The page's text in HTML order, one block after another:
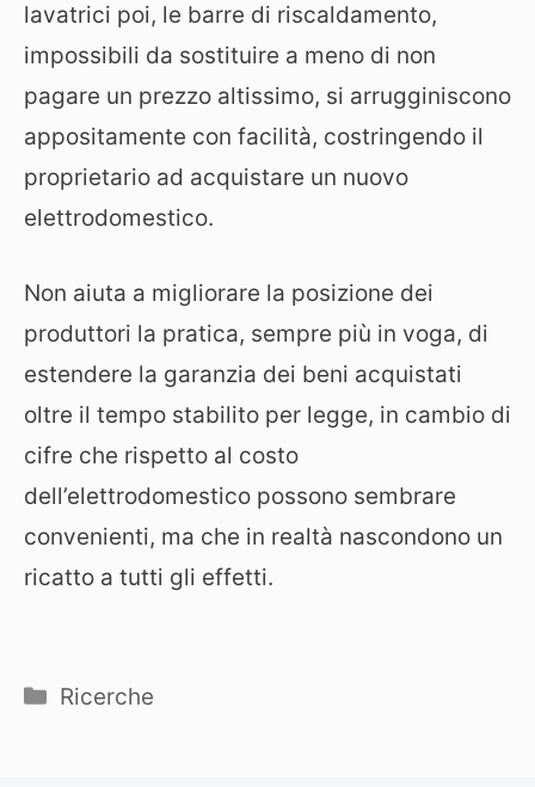
lavatrici poi, le barre di riscaldamento,
impossibili da sostituire a meno di non
pagare un prezzo altissimo, si arrugginiscono
appositamente con facilità, costringendo il
proprietario ad acquistare un nuovo
elettrodomestico.
Non aiuta a migliorare la posizione dei
produttori la pratica, sempre più in voga, di
estendere la garanzia dei beni acquistati
oltre il tempo stabilito per legge, in cambio di
cifre che rispetto al costo
dell’elettrodomestico possono sembrare
convenienti, ma che in realtà nascondono un
ricatto a tutti gli effetti.
Categorie
Ricerche